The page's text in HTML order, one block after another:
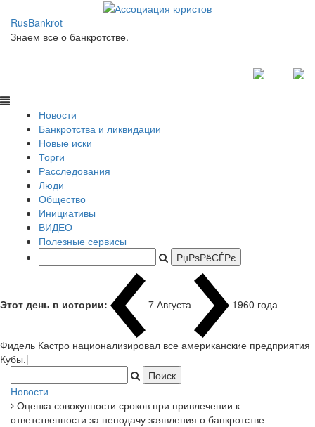
RusBankrot
Знаем все о банкротстве.
Новости
Банкротства и ликвидации
Новые иски
Торги
Расследования
Люди
Общество
Инициативы
ВИДЕО
Полезные сервисы
Этот день в истории: 7 Августа 1960 года
Фидель Кастро национализировал все американские предприятия
Кубы.|
Новости
Оценка совокупности сроков при привлечении к
ответственности за неподачу заявления о банкротстве